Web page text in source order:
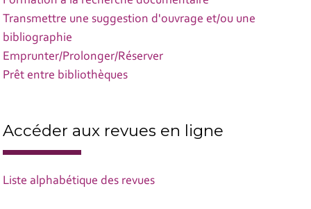
Transmettre une suggestion d'ouvrage et/ou une
bibliographie
Emprunter/Prolonger/Réserver
Prêt entre bibliothèques
Accéder aux revues en ligne
Liste alphabétique des revues